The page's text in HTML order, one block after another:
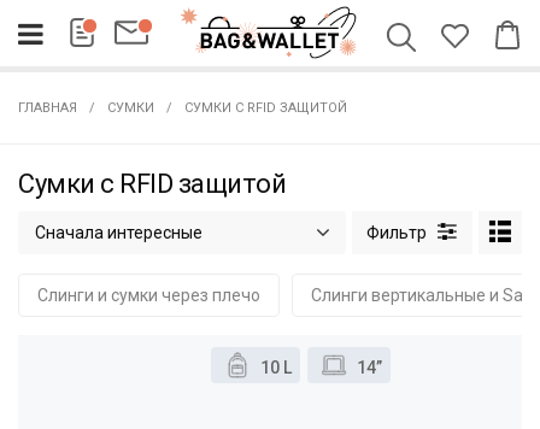
ГЛАВНАЯ СУМКИ СУМКИ С RFID ЗАЩИТОЙ
Сумки с RFID защитой
Сначала интересные
Слинги и сумки через плечо Слинги вертикальные и
10 L 14”